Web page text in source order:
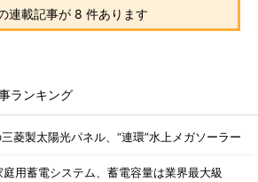
連載記事が 8 件あります
ランキング
菱製太陽光パネル、“連環”水上メガソーラー
庭用蓄電システム、蓄電容量は業界最大級